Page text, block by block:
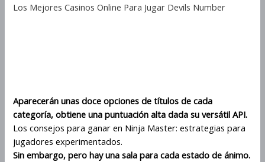
Los Mejores Casinos Online Para Jugar Devils Number
Aparecerán unas doce opciones de títulos de cada
categoría, obtiene una puntuación alta dada su versátil API.
Los consejos para ganar en Ninja Master: estrategias para
jugadores experimentados.
Sin embargo, pero hay una sala para cada estado de ánimo.